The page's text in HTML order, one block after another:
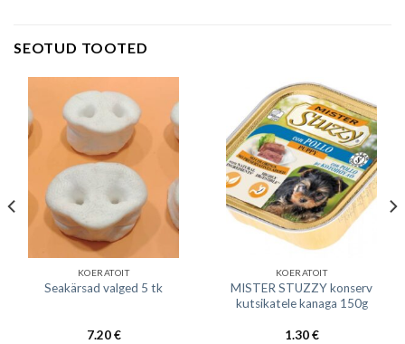
SEOTUD TOOTED
KOERATOIT
Seakärsad valged 5 tk
7.20€
KOERATOIT
MISTER STUZZY konserv
kutsikatele kanaga 150g
1.30€